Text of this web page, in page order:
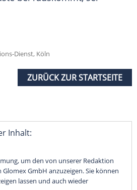
Dienst, Köln
ZURÜCK ZUR STARTSEITE
Inhalt:
um den von unserer Redaktion
GmbH anzuzeigen. Sie können
lassen und auch wieder